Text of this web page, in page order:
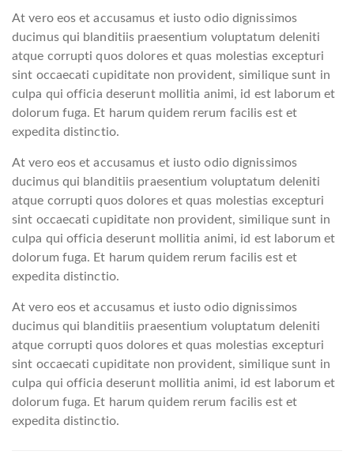
At vero eos et accusamus et iusto odio dignissimos
ducimus qui blanditiis praesentium voluptatum deleniti
atque corrupti quos dolores et quas molestias excepturi
sint occaecati cupiditate non provident, similique sunt in
culpa qui officia deserunt mollitia animi, id est laborum et
dolorum fuga. Et harum quidem rerum facilis est et
expedita distinctio.
At vero eos et accusamus et iusto odio dignissimos
ducimus qui blanditiis praesentium voluptatum deleniti
atque corrupti quos dolores et quas molestias excepturi
sint occaecati cupiditate non provident, similique sunt in
culpa qui officia deserunt mollitia animi, id est laborum et
dolorum fuga. Et harum quidem rerum facilis est et
expedita distinctio.
At vero eos et accusamus et iusto odio dignissimos
ducimus qui blanditiis praesentium voluptatum deleniti
atque corrupti quos dolores et quas molestias excepturi
sint occaecati cupiditate non provident, similique sunt in
culpa qui officia deserunt mollitia animi, id est laborum et
dolorum fuga. Et harum quidem rerum facilis est et
expedita distinctio.